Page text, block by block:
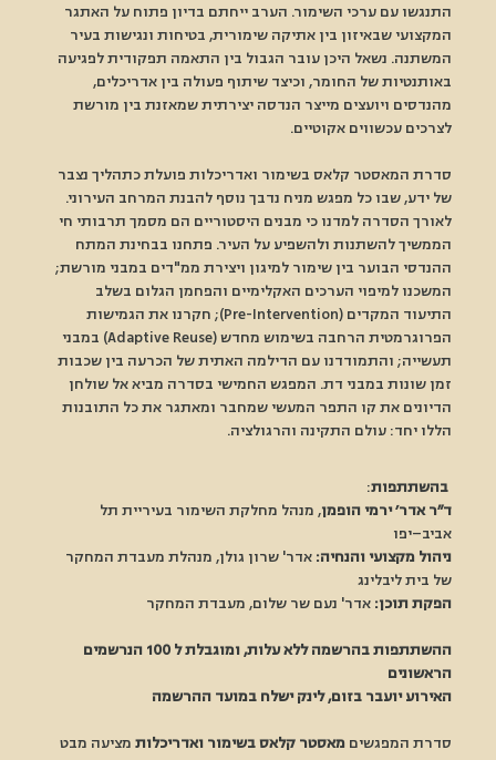
התנגשו עם ערכי השימור. הערב ייחתם בדיון פתוח על האתגר
המקצועי שבאיזון בין אתיקה שימורית, בטיחות ונגישות בעיר
המשתנה. נשאל היכן עובר הגבול בין התאמה תפקודית לפגיעה
באותנטיות של החומר, וכיצד שיתוף פעולה בין אדריכלים,
מהנדסים ויועצים מייצר הנדסה יצירתית שמאזנת בין מורשת
לצרכים עכשווים אקוטיים.
סדרת המאסטר קלאס בשימור ואדריכלות פועלת כתהליך נצבר
של ידע, שבו כל מפגש מניח נדבך נוסף להבנת המרחב העירוני.
לאורך הסדרה למדנו כי מבנים היסטוריים הם מסמך תרבותי חי
הממשיך להשתנות ולהשפיע על העיר. פתחנו בבחינת המתח
ההנדסי הבוער בין שימור למיגון ויצירת ממ"דים במבני מורשת;
המשכנו למיפוי הערכים האקלימיים והפחמן הגלום בשלב
התיעוד המקדים (Pre-Intervention); חקרנו את הגמישות
הפרוגרמטית הרחבה בשימוש מחדש (Adaptive Reuse) במבני
תעשייה; והתמודדנו עם הדילמה האתית של הכרעה בין שכבות
זמן שונות במבני דת. המפגש החמישי בסדרה מביא אל שולחן
הדיונים את קו התפר המעשי שמחבר ומאתגר את כל התובנות
הללו יחד: עולם התקינה והרגולציה.
בהשתתפות:
ד״ר אדר׳ ירמי הופמן, מנהל מחלקת השימור בעיריית תל
אביב–יפו
ניהול מקצועי והנחיה: אדר' שרון גולן, מנהלת מעבדת המחקר
של בית ליבלינג
הפקת תוכן: אדר' נעם שר שלום, מעבדת המחקר
ההשתתפות בהרשמה ללא עלות, ומוגבלת ל 100 הנרשמים
הראשונים
האירוע יועבר בזום, לינק ישלח במועד ההרשמה
סדרת המפגשים מאסטר קלאס בשימור ואדריכלות מציעה מבט